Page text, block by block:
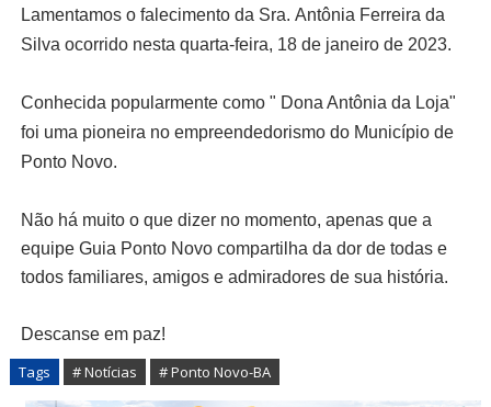
Lamentamos o falecimento da Sra. Antônia Ferreira da
Silva ocorrido nesta quarta-feira, 18 de janeiro de 2023.
Conhecida popularmente como " Dona Antônia da Loja"
foi uma pioneira no empreendedorismo do Município de
Ponto Novo.
Não há muito o que dizer no momento, apenas que a
equipe Guia Ponto Novo compartilha da dor de todas e
todos familiares, amigos e admiradores de sua história.
Descanse em paz!
Tags # Notícias # Ponto Novo-BA